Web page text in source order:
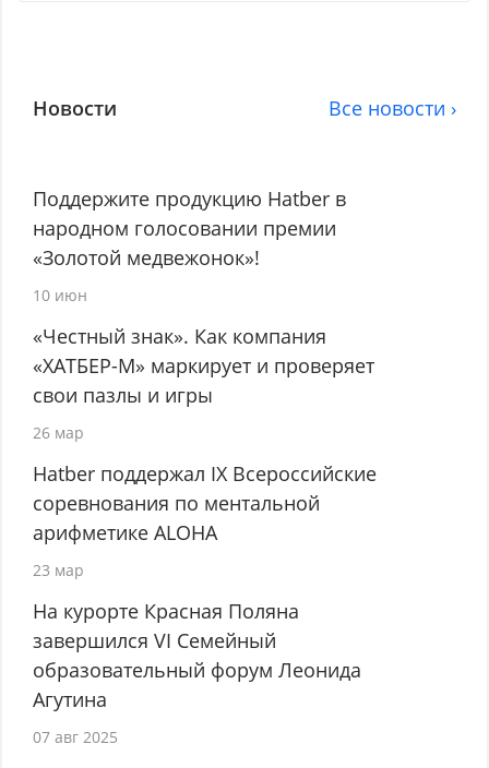
Новости Все новости ›
Поддержите продукцию Hatber в
народном голосовании премии
«Золотой медвежонок»!
10 июн
«Честный знак». Как компания
«ХАТБЕР-М» маркирует и проверяет
свои пазлы и игры
26 мар
Hatber поддержал IX Всероссийские
соревнования по ментальной
арифметике ALOHA
23 мар
На курорте Красная Поляна
завершился VI Семейный
образовательный форум Леонида
Агутина
07 авг 2025